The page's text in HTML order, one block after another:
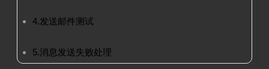
4.发送邮件测试
5.消息发送失败处理